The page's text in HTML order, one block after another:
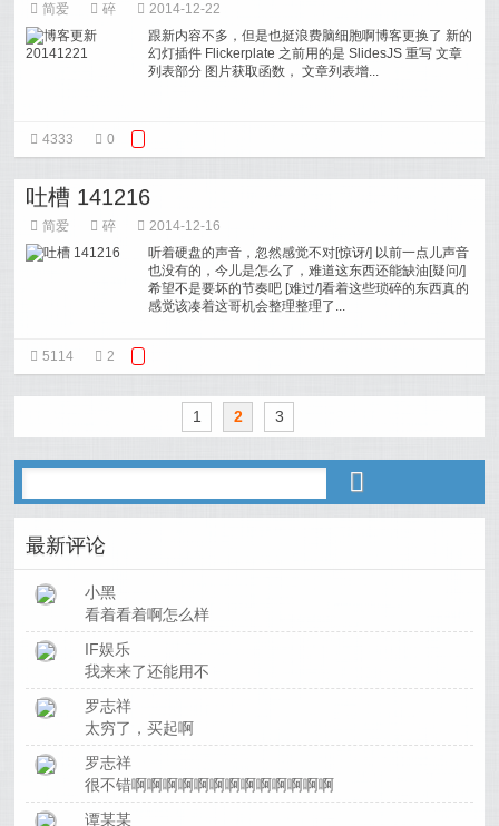
简爱 碎
2014-12-22
跟新内容不多，但是也挺浪费脑细胞啊博客更换了 新的
幻灯插件 Flickerplate 之前用的是 SlidesJS 重写 文章
列表部分 图片获取函数， 文章列表增...
4333 0
吐槽 141216
简爱 碎
2014-12-16
听着硬盘的声音，忽然感觉不对[惊讶/] 以前一点儿声音
也没有的，今儿是怎么了，难道这东西还能缺油[疑问/]
希望不是要坏的节奏吧 [难过/]看着这些琐碎的东西真的
感觉该凑着这哥机会整理整理了...
5114 2
1 2 3
最新评论
小黑
看着看着啊怎么样
IF娱乐
我来来了还能用不
罗志祥
太穷了，买起啊
罗志祥
很不错啊啊啊啊啊啊啊啊啊啊啊啊啊
谭某某